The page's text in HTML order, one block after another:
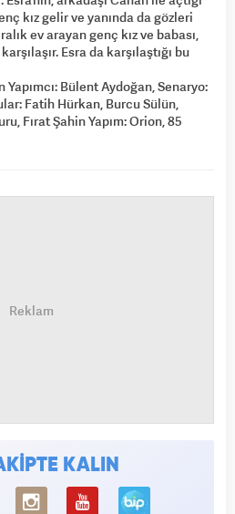
kız gelir ve yanında da gözleri
ev arayan genç kız ve babası,
Esra da karşılaştığı bu
Bülent Aydoğan, Senaryo:
Fatih Hürkan, Burcu Sülün,
Fırat Şahin Yapım: Orion, 85
KALIN
BiP